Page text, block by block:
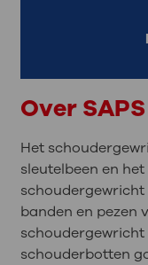
Over SAPS
Het
sleutelbeen en
schoudergewricht
banden en pezen
schouderbotten